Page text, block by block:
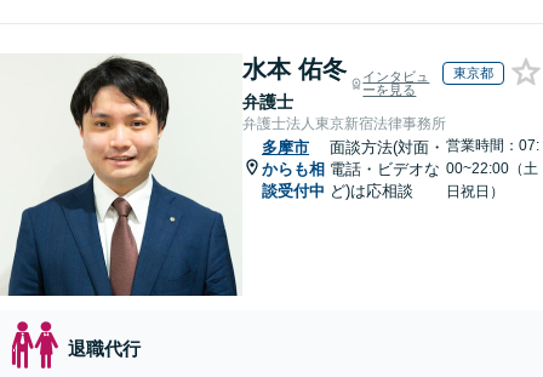
水本 佑冬
弁護士
インタビュ
ーを見る
東京都
弁護士法人東京新宿法律事務所
多摩市
からも相
談受付中
面談方法(対面・
電話・ビデオな
ど)は応相談
営業時間：07:
00~22:00（土
日祝日）
退職代行